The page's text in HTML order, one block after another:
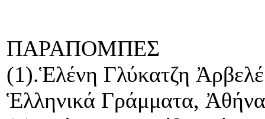
ΠΑΡΑΠΟΜΠΕΣ
(1).Ἑλένη Γλύκατζη
Ἑλληνικά Γράμματα,